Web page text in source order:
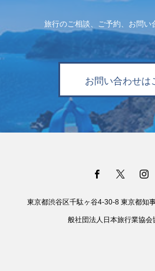
旅行のご相談、ご予約、お問い
お問い合わせは
東京都渋谷区千駄ヶ谷4-30-8 東京都知
般社団法人日本旅行業協会